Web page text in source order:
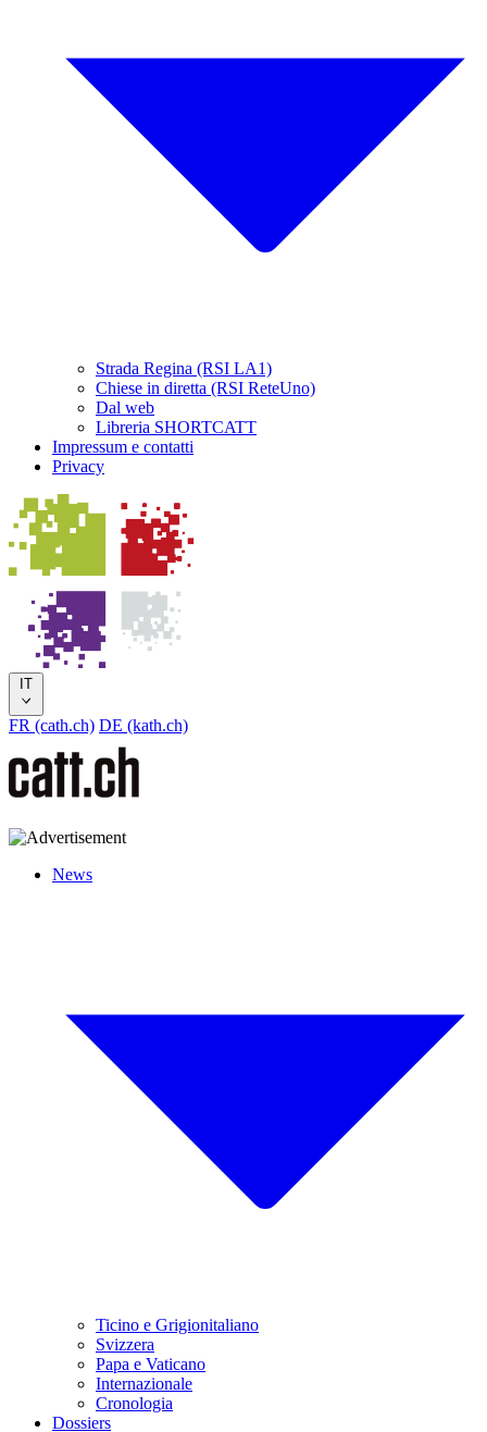
Strada Regina (RSI LA1)
Chiese in diretta (RSI ReteUno)
Dal web
Libreria SHORTCATT
Impressum e contatti
Privacy
IT
FR (cath.ch) DE (kath.ch)
News
Ticino e Grigionitaliano
Svizzera
Papa e Vaticano
Internazionale
Cronologia
Dossiers